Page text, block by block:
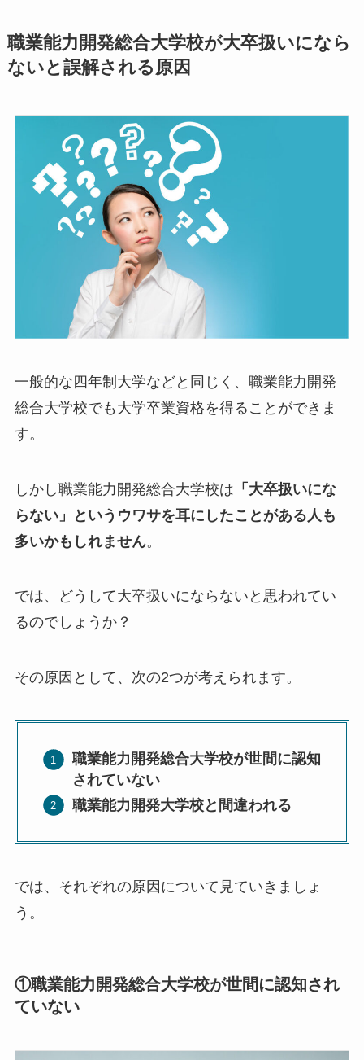
職業能力開発総合大学校が大卒扱いになら
ないと誤解される原因
一般的な四年制大学などと同じく、職業能力開発
総合大学校でも大学卒業資格を得ることができま
す。
しかし職業能力開発総合大学校は 「大卒扱いにな
らない」というウワサを耳にしたことがある人も
多いかもしれません。
では、どうして大卒扱いにならないと思われてい
るのでしょうか？
その原因として、次の2つが考えられます。
職業能力開発総合大学校が世間に認知
されていない
職業能力開発大学校と間違われる
では、それぞれの原因について見ていきましょ
う。
①職業能力開発総合大学校が世間に認知され
ていない